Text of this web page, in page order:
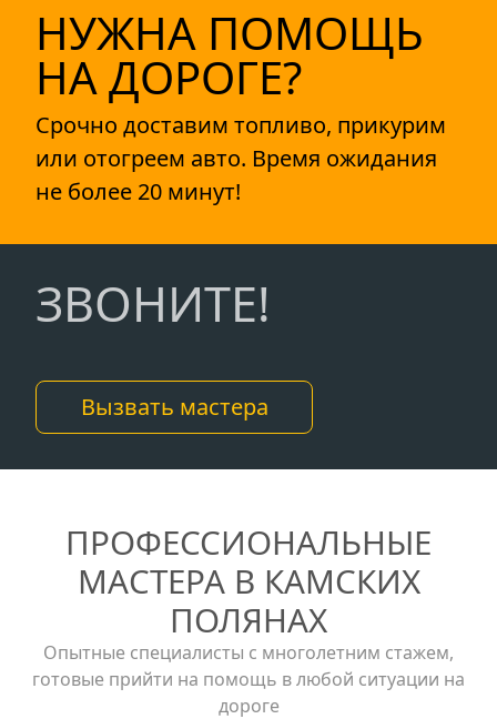
НУЖНА ПОМОЩЬ
НА ДОРОГЕ?
Срочно доставим топливо, прикурим
или отогреем авто. Время ожидания
не более 20 минут!
ЗВОНИТЕ!
Вызвать мастера
ПРОФЕССИОНАЛЬНЫЕ
МАСТЕРА В КАМСКИХ
ПОЛЯНАХ
Опытные специалисты с многолетним стажем,
готовые прийти на помощь в любой ситуации на
дороге